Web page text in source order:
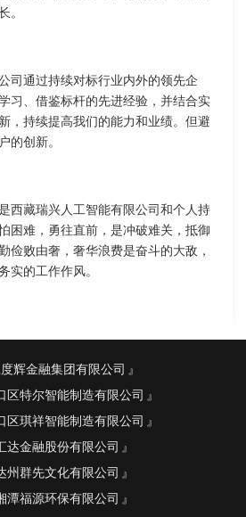
。
司通过持续对标行业内外的领先企
习、借鉴标杆的先进经验，并结合实
，持续提高我们的能力和业绩。但避
的创新。
西藏瑞兴人工智能有限公司和个人持
困难，勇往直前，是冲破难关，抵御
俭败由奢，奢华浪费是奋斗的大敌，
实的工作作风。
辉金融集团有限公司
区特尔智能制造有限公司
区琪祥智能制造有限公司
达金融股份有限公司
州群先文化有限公司
潭福源环保有限公司